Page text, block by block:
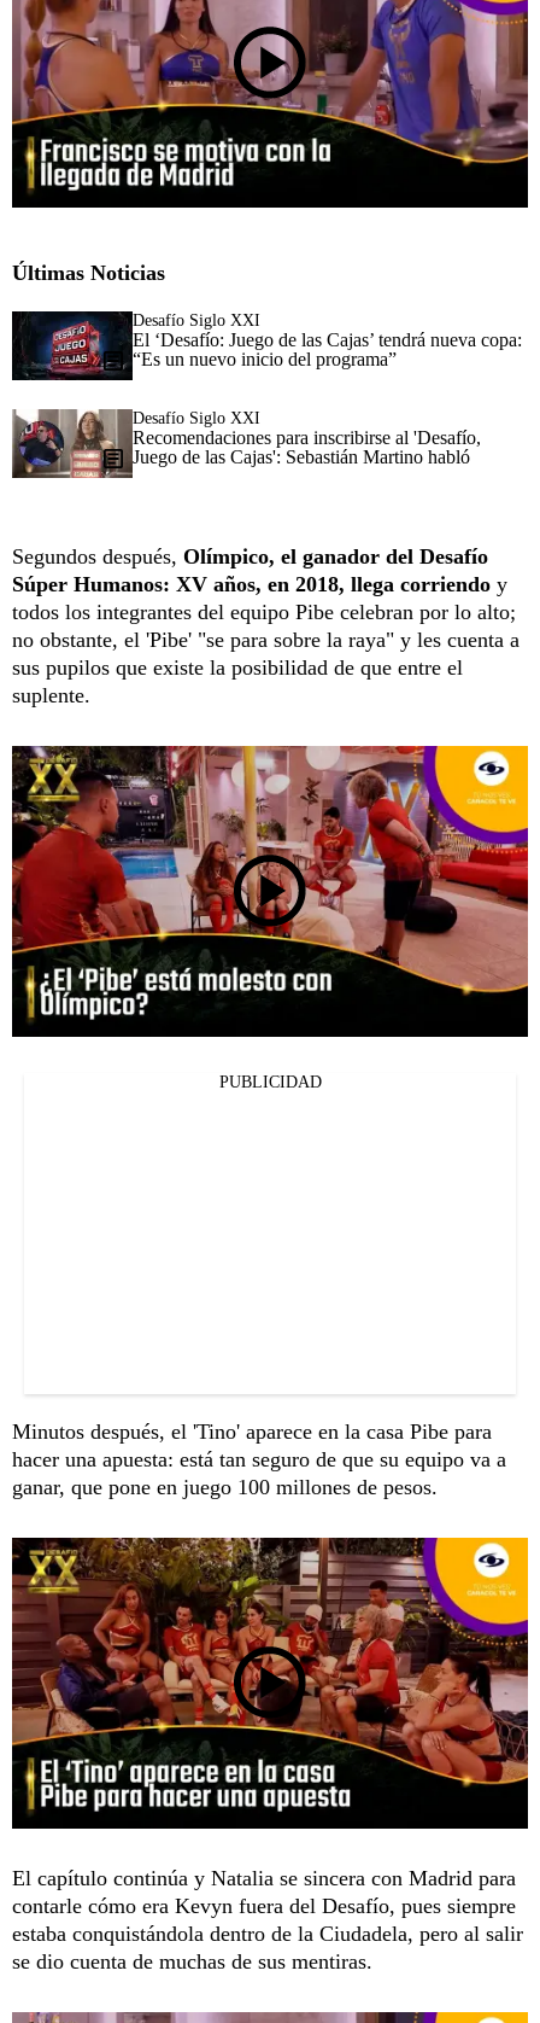
Últimas Noticias
Desafío Siglo XXI
El ‘Desafío: Juego de las Cajas’ tendrá nueva copa:
“Es un nuevo inicio del programa”
Desafío Siglo XXI
Recomendaciones para inscribirse al 'Desafío,
Juego de las Cajas': Sebastián Martino habló
Segundos después, Olímpico, el ganador del Desafío
Súper Humanos: XV años, en 2018, llega corriendo y
todos los integrantes del equipo Pibe celebran por lo alto;
no obstante, el 'Pibe' "se para sobre la raya" y les cuenta a
sus pupilos que existe la posibilidad de que entre el
suplente.
PUBLICIDAD
Minutos después, el 'Tino' aparece en la casa Pibe para
hacer una apuesta: está tan seguro de que su equipo va a
ganar, que pone en juego 100 millones de pesos.
El capítulo continúa y Natalia se sincera con Madrid para
contarle cómo era Kevyn fuera del Desafío, pues siempre
estaba conquistándola dentro de la Ciudadela, pero al salir
se dio cuenta de muchas de sus mentiras.